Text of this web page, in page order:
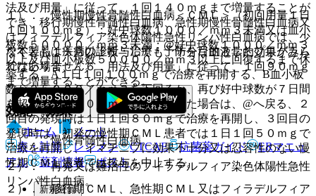
法及び用量」に従って、１回１４０ｍｇまで増量することが
でき、移行期慢性骨髄性白血病、急性期慢性骨髄性白血病又
はフィラデルフィア染色体陽性急性リンパ性白血病では、少
なくとも１ヵ月以上投与しても、十分な血液学的効果がみら
れない場合、「６．用法及び用量」に従って、１回９０ｍｇ
まで増量することができる。
効能・効果
１）． 慢性骨髄性白血病。
２）． 再発又は難治性のフィラデルフィア染色体陽性急性
リンパ性白血病。
１）． 慢性期慢性骨髄性白血病＜ＣＭＬ＞（初回用量１日
１回１００ｍｇ）：好中球数１０００／ｍｍ３未満又は血小
板数５００００／ｍｍ３未満；@好中球数１０００／ｍｍ３
以上及び血小板数５００００／ｍｍ３以上に回復するまで休
薬する、A１日１回１００ｍｇで治療を再開する、B血小板
数が２５０００／ｍｍ３を下回るか、再び好中球数が７日間
を超えて１０００／ｍｍ３を下回った場合は、@へ戻る、２
回目の発現時は１日１回８０ｍｇで治療を再開し、３回目の
発現時は、初発の慢性期ＣＭＬ患者では１日１回５０ｍｇで
治療を再開し、イマチニブに効果不十分又は忍容性のない慢
性期ＣＭＬ患者では投与を中止する。
２）． 移行期ＣＭＬ、急性期ＣＭＬ又はフィラデルフィア
※本製品は疾病の診断・治療・予防を目的としたプログラム
ではありません。
ホーム
ノート
表・計算
レジメン CTCAE 抗菌薬ガイド
ERマニュ
アル
薬剤情報 ポスト
新規登録